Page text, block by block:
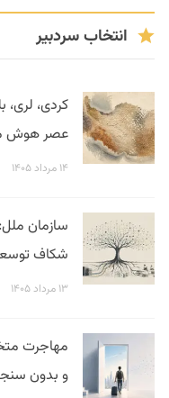
انتخاب سردبیر
کردی، لری،
عصر هوش
۱۴ مرداد ۱۴۰۵
سازمان
شکاف
۱۳ مرداد ۱۴۰۵
مهاجرت
و بدون